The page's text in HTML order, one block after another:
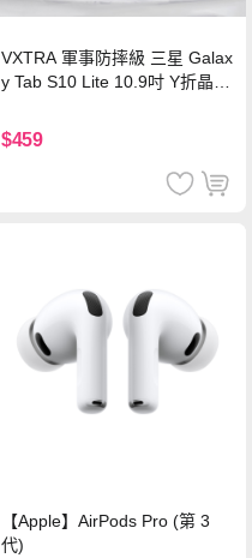
VXTRA 軍事防摔級 三星 Galax
y Tab S10 Lite 10.9吋 Y折晶透
$459
【Apple】AirPods Pro (第 3
代)